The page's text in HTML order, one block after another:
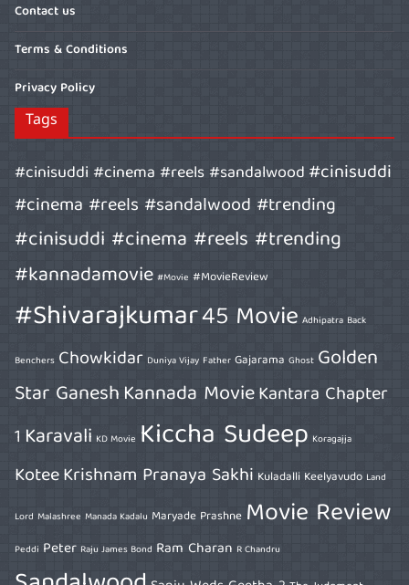
Contact us
Terms & Conditions
Privacy Policy
Tags
#cinisuddi #cinema #reels #sandalwood#cinisuddi
#cinema #reels #sandalwood #trending
#cinisuddi #cinema #reels #trending
#kannadamovie #Movie #MovieReview
#Shivarajkumar45 Movie Adhipatra Back
Benchers Chowkidar Duniya Vijay Father Gajarama Ghost Golden
Star GaneshKannada MovieKantara Chapter
1 Karavali KD Movie Kiccha Sudeep Koragajja
KoteeKrishnam Pranaya Sakhi Kuladalli Keelyavudo Land
Lord Malashree Manada Kadalu Maryade Prashne Movie Review
Peddi Peter Raju James Bond Ram Charan R Chandru